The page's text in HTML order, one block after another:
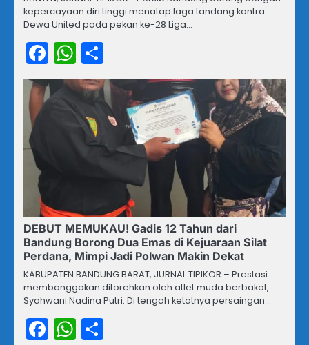
kepercayaan diri tinggi menatap laga tandang kontra
Dewa United pada pekan ke-28 Liga…
Facebook
WhatsApp
DEBUT MEMUKAU! Gadis 12 Tahun dari
Bandung Borong Dua Emas di Kejuaraan Silat
Perdana, Mimpi Jadi Polwan Makin Dekat
KABUPATEN BANDUNG BARAT, JURNAL TIPIKOR – Prestasi
membanggakan ditorehkan oleh atlet muda berbakat,
Syahwani Nadina Putri. Di tengah ketatnya persaingan…
Facebook
WhatsApp